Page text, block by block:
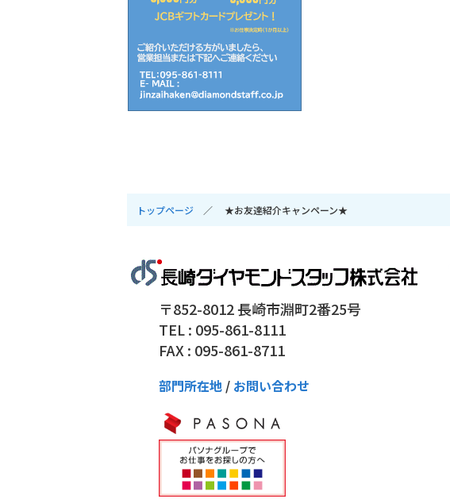
トップページ ★お友達紹介キャンペーン★
〒852-8012 長崎市淵町2番25号
TEL : 095-861-8111
FAX : 095-861-8711
部門所在地 / お問い合わせ